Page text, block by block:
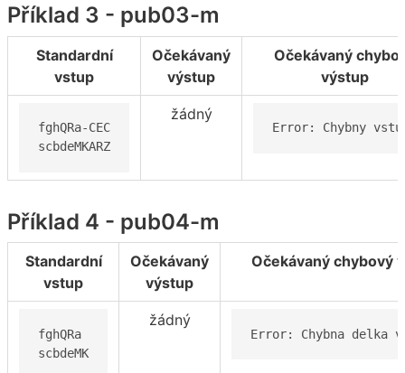
Příklad 3 - pub03-m
Standardní
vstup
Očekávaný
výstup
Očekávaný
výstup
fghQRa-CEC
scbdeMKARZ
žádný
Error: Chybny
Příklad 4 - pub04-m
Standardní
vstup
Očekávaný
výstup
Očekávaný chybový
fghQRa
scbdeMK
žádný
Error: Chybna delka